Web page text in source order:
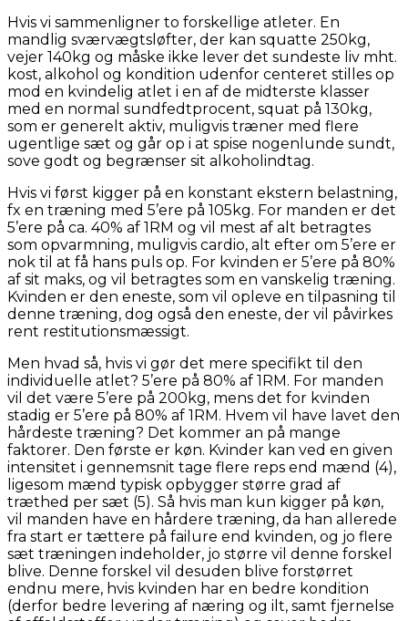
Hvis vi sammenligner to forskellige atleter. En
mandlig sværvægtsløfter, der kan squatte 250kg,
vejer 140kg og måske ikke lever det sundeste liv mht.
kost, alkohol og kondition udenfor centeret stilles op
mod en kvindelig atlet i en af de midterste klasser
med en normal sundfedtprocent, squat på 130kg,
som er generelt aktiv, muligvis træner med flere
ugentlige sæt og går op i at spise nogenlunde sundt,
sove godt og begrænser sit alkoholindtag.
Hvis vi først kigger på en konstant ekstern belastning,
fx en træning med 5’ere på 105kg. For manden er det
5’ere på ca. 40% af 1RM og vil mest af alt betragtes
som opvarmning, muligvis cardio, alt efter om 5’ere er
nok til at få hans puls op. For kvinden er 5’ere på 80%
af sit maks, og vil betragtes som en vanskelig træning.
Kvinden er den eneste, som vil opleve en tilpasning til
denne træning, dog også den eneste, der vil påvirkes
rent restitutionsmæssigt.
Men hvad så, hvis vi gør det mere specifikt til den
individuelle atlet? 5’ere på 80% af 1RM. For manden
vil det være 5’ere på 200kg, mens det for kvinden
stadig er 5’ere på 80% af 1RM. Hvem vil have lavet den
hårdeste træning? Det kommer an på mange
faktorer. Den første er køn. Kvinder kan ved en given
intensitet i gennemsnit tage flere reps end mænd (4),
ligesom mænd typisk opbygger større grad af
træthed per sæt (5). Så hvis man kun kigger på køn,
vil manden have en hårdere træning, da han allerede
fra start er tættere på failure end kvinden, og jo flere
sæt træningen indeholder, jo større vil denne forskel
blive. Denne forskel vil desuden blive forstørret
endnu mere, hvis kvinden har en bedre kondition
(derfor bedre levering af næring og ilt, samt fjernelse